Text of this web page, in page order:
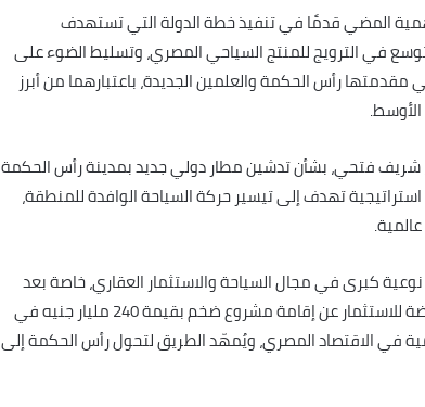
المضي قدمًا في تنفيذ خطة الدولة التي تستهدف
التوسع في الترويج للمنتج السياحي المصري، وتسليط الضوء على
مقدمتها رأس الحكمة والعلمين الجديدة، باعتبارهما من أبرز
شريف فتحي، بشأن تدشين مطار دولي جديد بمدينة رأس الحكمة
تهدف إلى تيسير حركة السياحة الوافدة للمنطقة،
كبرى في مجال السياحة والاستثمار العقاري، خاصة بعد
إعلان سكاي أبو ظبي، الذراع العقارية لشركة ADQ القابضة للاستثمار عن إقامة مشروع ضخم بقيمة 240 مليار جنيه في
في الاقتصاد المصري، ويُمهّد الطريق لتحول رأس الحكمة إلى